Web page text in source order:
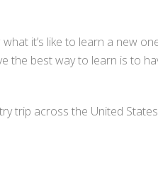
it’s like to learn a new
the best way to learn is to
trip across the United